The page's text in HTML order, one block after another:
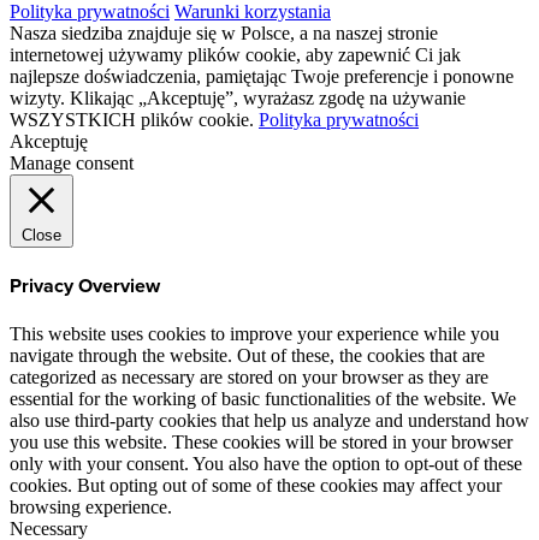
Polityka prywatności Warunki korzystania
Nasza siedziba znajduje się w Polsce, a na naszej stronie
internetowej używamy plików cookie, aby zapewnić Ci jak
najlepsze doświadczenia, pamiętając Twoje preferencje i ponowne
wizyty. Klikając „Akceptuję”, wyrażasz zgodę na używanie
WSZYSTKICH plików cookie. Polityka prywatności
Akceptuję
Manage consent
Close
Privacy Overview
This website uses cookies to improve your experience while you
navigate through the website. Out of these, the cookies that are
categorized as necessary are stored on your browser as they are
essential for the working of basic functionalities of the website. We
also use third-party cookies that help us analyze and understand how
you use this website. These cookies will be stored in your browser
only with your consent. You also have the option to opt-out of these
cookies. But opting out of some of these cookies may affect your
browsing experience.
Necessary